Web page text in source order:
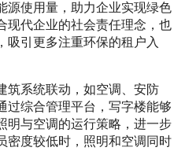
源使用量，助力企业实现绿色
现代企业的社会责任理念，也
吸引更多注重环保的租户入
筑系统联动，如空调、安防
过综合管理平台，写字楼能够
明与空调的运行策略，进一步
密度较低时，照明和空调同时